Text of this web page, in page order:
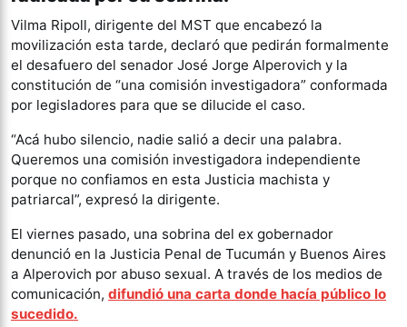
Vilma Ripoll, dirigente del MST que encabezó la
movilización esta tarde, declaró que pedirán formalmente
el desafuero del senador José Jorge Alperovich y la
constitución de “una comisión investigadora” conformada
por legisladores para que se dilucide el caso.
“Acá hubo silencio, nadie salió a decir una palabra.
Queremos una comisión investigadora independiente
porque no confiamos en esta Justicia machista y
patriarcal”, expresó la dirigente.
El viernes pasado, una sobrina del ex gobernador
denunció en la Justicia Penal de Tucumán y Buenos Aires
a Alperovich por abuso sexual. A través de los medios de
comunicación, difundió una carta donde hacía público lo
sucedido.